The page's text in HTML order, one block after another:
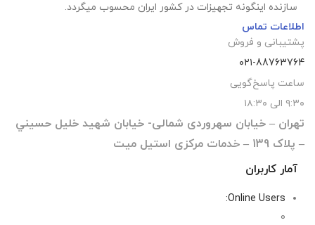
سازنده اينگونه تجهيزات در كشور ایران محسوب ميگردد.
اطلاعات تماس
پشتیبانی و فروش
۰۲۱-88763764
ساعت پاسخ‌گویی
۹:۳۰ الی ۱۸:۳۰
تهران – خيابان سهروردی شمالی- خيابان شهيد خليل حسيني
– پلاک 139 – خدمات مرکزی استیل میت
آمار کاربران
Online Users:
0